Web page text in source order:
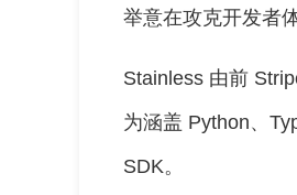
举意在攻克开发者
Stainless 由前
为涵盖 Python、
SDK。